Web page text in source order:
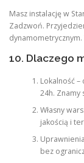
Masz instalację w
Zadzwoń.
dynamometrycznym.
10. Dlaczego
Lokalność –
24h. Znamy
Własny
jakością i
bez